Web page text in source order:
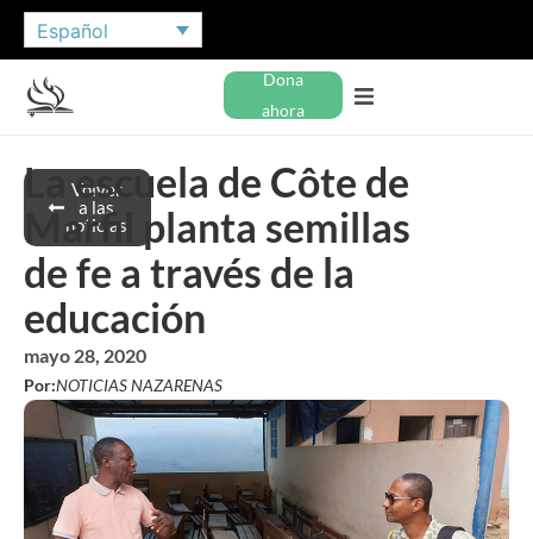
Español
Dona
ahora
Volver
a las
noticias
La escuela de Côte de
Marfil planta semillas
de fe a través de la
educación
mayo 28, 2020
Por:NOTICIAS NAZARENAS